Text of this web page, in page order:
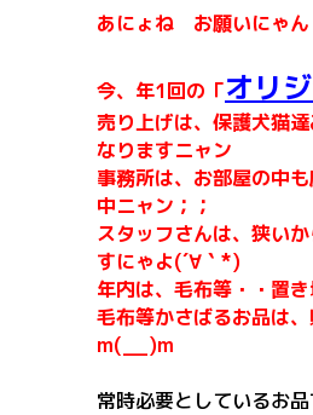
あにょね お願いにゃん
今、年1回の「オリ
売り上げは、保護犬猫
なりますニャン
事務所は、お部屋の中
中ニャン；；
スタッフさんは、狭い
すにゃよ(´∀｀*)
年内は、毛布等・・置
毛布等かさばるお品は
m(__)m
常時必要としているお